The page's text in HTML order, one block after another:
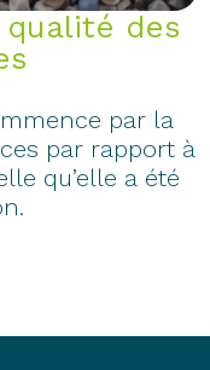
des
par la
par rapport à
qu’elle a été